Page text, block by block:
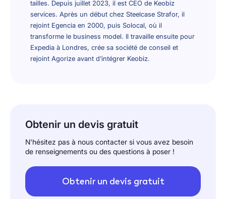
tailles. Depuis juillet 2023, il est CEO de Keobiz
services. Après un début chez Steelcase Strafor, il
rejoint Egencia en 2000, puis Solocal, où il
transforme le business model. Il travaille ensuite pour
Expedia à Londres, crée sa société de conseil et
rejoint Agorize avant d’intégrer Keobiz.
Obtenir un devis gratuit
N'hésitez pas à nous contacter si vous avez besoin
de renseignements ou des questions à poser !
Obtenir un devis gratuit